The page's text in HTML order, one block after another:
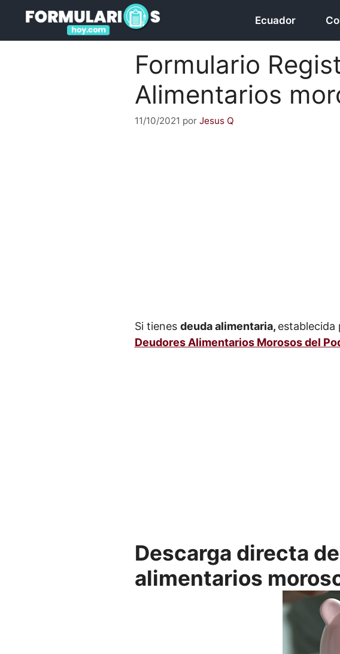
contenido
Ecuador
Formulario
Alimentarios
11/10/2021 por Jesus Q
Si tienes deuda alimentaria, establecida
Deudores Alimentarios Morosos del
Descarga directa
alimentarios